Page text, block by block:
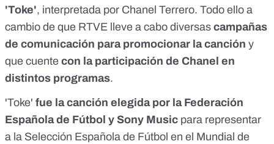
'Toke', interpretada por Chanel Terrero. Todo ello a
cambio de que RTVE lleve a cabo diversas campañas
de comunicación para promocionar la canción y
que cuente con la participación de Chanel en
distintos programas.
'Toke' fue la canción elegida por la Federación
Española de Fútbol y Sony Music para representar
a la Selección Española de Fútbol en el Mundial de